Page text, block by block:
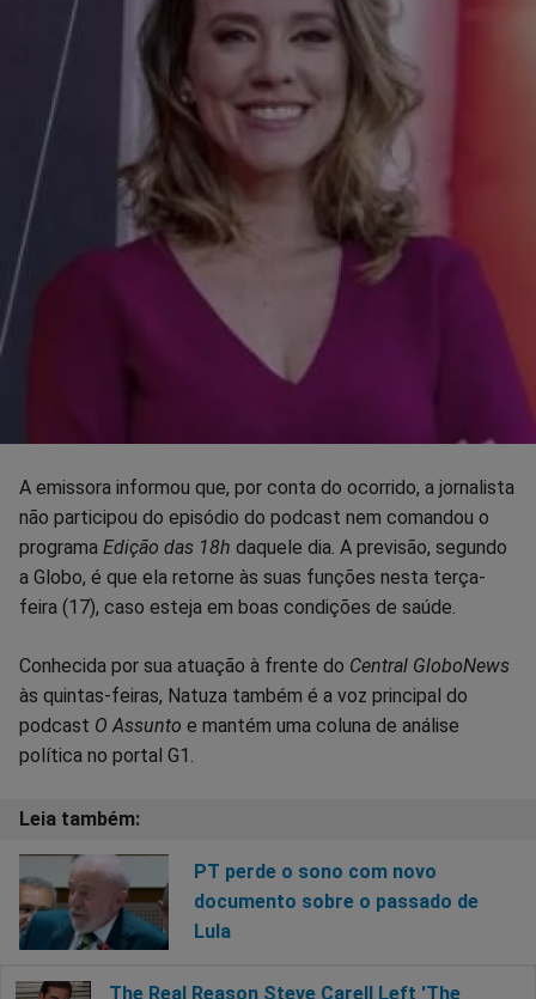
A emissora informou que, por conta do ocorrido, a jornalista
não participou do episódio do podcast nem comandou o
programa Edição das 18h daquele dia. A previsão, segundo
a Globo, é que ela retorne às suas funções nesta terça-
feira (17), caso esteja em boas condições de saúde.
Conhecida por sua atuação à frente do Central GloboNews
às quintas-feiras, Natuza também é a voz principal do
podcast O Assunto e mantém uma coluna de análise
política no portal G1.
PT perde o sono com novo
documento sobre o passado de
Lula